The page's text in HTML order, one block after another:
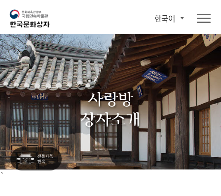
한국어
`
사랑방
상자소개